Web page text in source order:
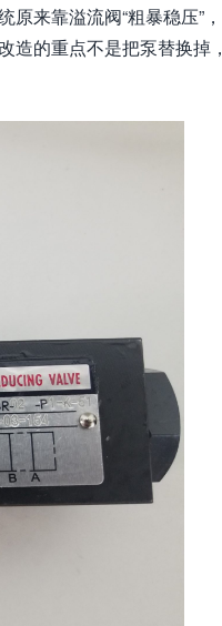
来靠溢流阀“粗暴稳压”，
造的重点不是把泵替换掉，